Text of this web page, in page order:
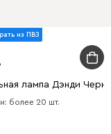
из ПВЗ
лампа Дэнди
более 20 шт.